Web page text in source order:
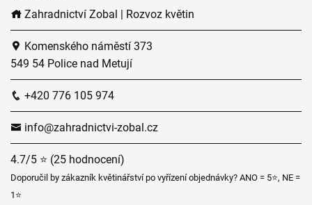
Zahradnictví Zobal | Rozvoz květin
Komenského náměstí 373
549 54 Police nad Metují
+420 776 105 974
info@zahradnictvi-zobal.cz
4.7/5 ⭐ (25 hodnocení)
Doporučil by zákazník květinářství po vyřízení objednávky? ANO = 5⭐, NE =
1⭐